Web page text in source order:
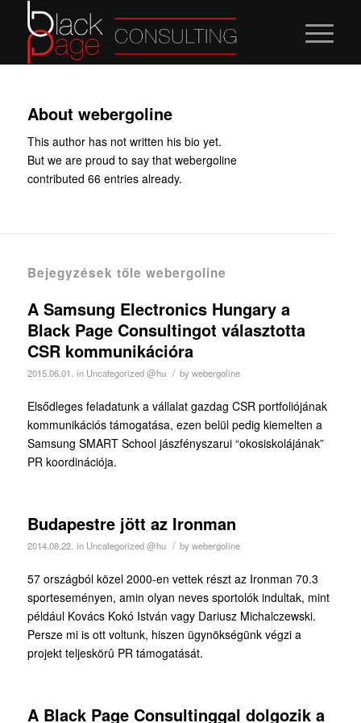
About webergoline
This author has not written his bio yet.
But we are proud to say that webergoline
contributed 66 entries already.
Bejegyzések tőle webergoline
A Samsung Electronics Hungary a
Black Page Consultingot választotta
CSR kommunikációra
2015.06.01. in Uncategorized @hu / bywebergoline
Elsődleges feladatunk a vállalat gazdag CSR portfoliójának
kommunikációs támogatása, ezen belül pedig kiemelten a
Samsung SMART School jászfényszarui “okosiskolájának”
PR koordinációja.
Budapestre jött az Ironman
2014.08.22. in Uncategorized @hu / bywebergoline
57 országból közel 2000-en vettek részt az Ironman 70.3
sporteseményen, amin olyan neves sportolók indultak, mint
például Kovács Kokó István vagy Dariusz Michalczewski.
Persze mi is ott voltunk, hiszen ügynökségünk végzi a
projekt teljeskörû PR támogatását.
A Black Page Consultinggal dolgozik a